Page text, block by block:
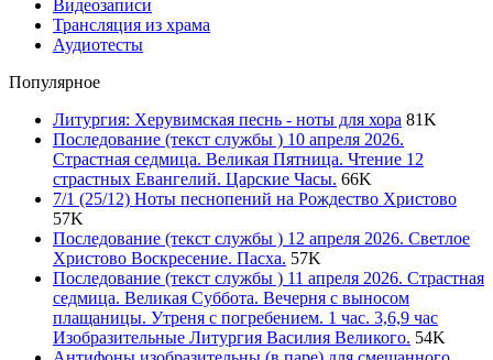
Видеозаписи
Трансляция из храма
Аудиотесты
Популярное
Литургия: Херувимская песнь - ноты для хора 81K
Последование (текст службы ) 10 апреля 2026.
Страстная седмица. Великая Пятница. Чтение 12
страстных Евангелий. Царские Часы. 66K
7/1 (25/12) Ноты песнопений на Рождество Христово
57K
Последование (текст службы ) 12 апреля 2026. Светлое
Христово Воскресение. Пасха. 57K
Последование (текст службы ) 11 апреля 2026. Страстная
седмица. Великая Суббота. Вечерня с выносом
плащаницы. Утреня с погребением. 1 час. 3,6,9 час
Изобразительные Литургия Василия Великого. 54K